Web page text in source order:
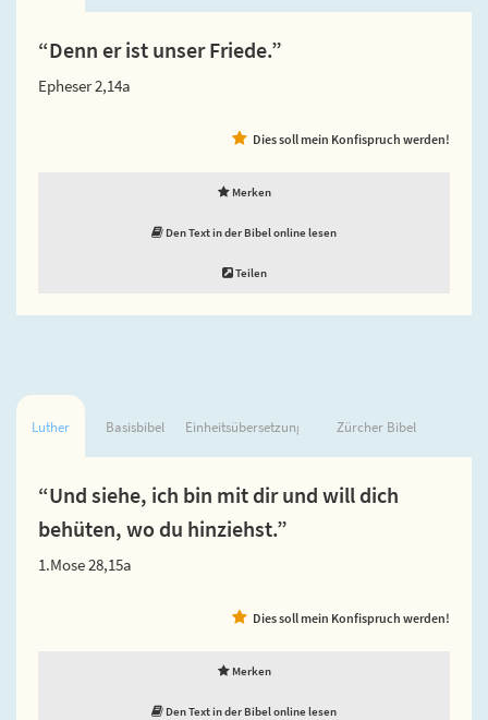
“Denn er ist unser Friede.”
Epheser 2,14a
Dies soll mein Konfispruch werden!
Merken
Den Text in der Bibel online lesen
Teilen
Luther Basisbibel Einheitsübersetzung Zürcher Bibel
“Und siehe, ich bin mit dir und will dich
behüten, wo du hinziehst.”
1.Mose 28,15a
Dies soll mein Konfispruch werden!
Merken
Den Text in der Bibel online lesen